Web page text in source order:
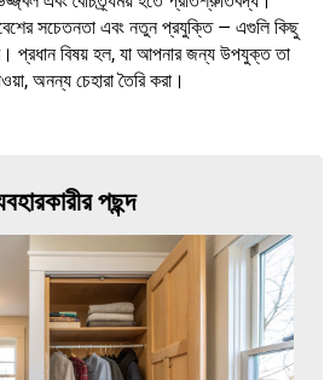
সচেতনতা এবং নতুন প্রযুক্তি — এগুলি কিছু
প্রধান বিষয় হল, যা আপনার জন্য উপযুক্ত তা
অনন্য চেহারা তৈরি করা।
পছন্দ